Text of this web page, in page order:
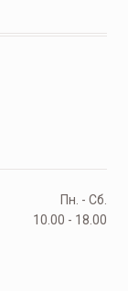
Пн. - Сб.
10.00 - 18.00